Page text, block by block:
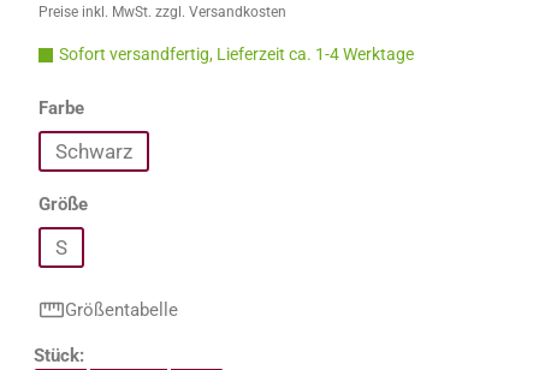
Preise inkl. MwSt. zzgl. Versandkosten
Sofort versandfertig, Lieferzeit ca. 1-4 Werktage
Farbeauswählen
Schwarz
Größeauswählen
S
Größentabelle
Produkt Anzahl: Gib den gewünschten
Stück: